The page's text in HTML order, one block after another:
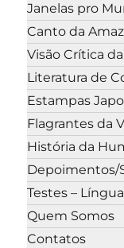
Janelas pro
Canto da
Visão Crítica
Literatura de
Estampas
Flagrantes da
História da
Depoimentos/
Testes –
Quem Somos
Contatos